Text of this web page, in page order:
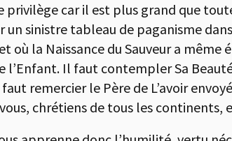
privilège car il est plus grand que
sinistre tableau de paganisme
où la Naissance du Sauveur a
l’Enfant. Il faut contempler Sa
remercier le Père de L’avoir
chrétiens de tous les continents,